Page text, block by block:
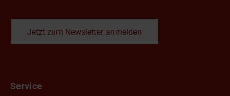
Jetzt zum Newsletter anmelden
Service